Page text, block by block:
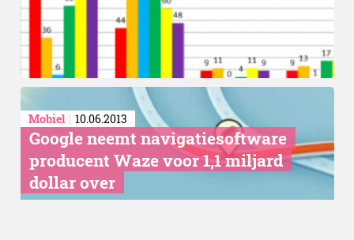
Mobiel 10.06.2013
Google neemt navigatiesoftware
producent Waze voor 1,1 miljard
dollar over